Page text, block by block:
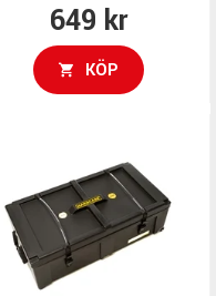
649 kr
KÖP